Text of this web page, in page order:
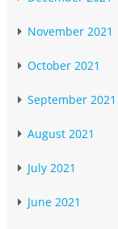
November 2021
October 2021
September 2021
August 2021
July 2021
June 2021